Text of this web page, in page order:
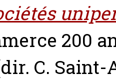
200
C. Saint-